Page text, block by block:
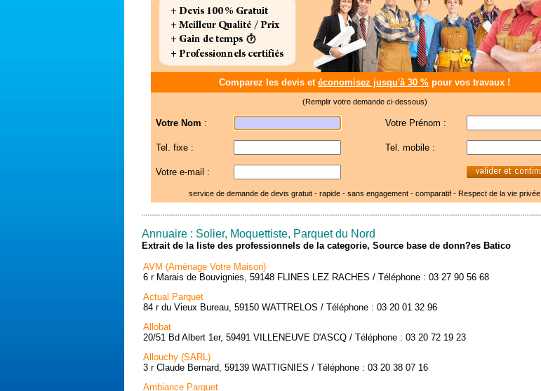
Comparez les devis et économisez jusqu'à 30 % pour vos travaux !
(Remplir votre demande ci-dessous)
Votre Nom : Votre Prénom :
Tel. fixe : Tel. mobile :
Votre e-mail :
service de demande de devis gratuit - rapide - sans engagement - comparatif - Respect de la vie privée
Annuaire : Solier, Moquettiste, Parquet du Nord
Extrait de la liste des professionnels de la categorie, Source base de donn?es Batico
AVM (Aménage Votre Maison)
6 r Marais de Bouvignies, 59148 FLINES LEZ RACHES / Téléphone : 03 27 90 56 68
Actual Parquet
84 r du Vieux Bureau, 59150 WATTRELOS / Téléphone : 03 20 01 32 96
Allobat
20/51 Bd Albert 1er, 59491 VILLENEUVE D'ASCQ / Téléphone : 03 20 72 19 23
Allouchy (SARL)
3 r Claude Bernard, 59139 WATTIGNIES / Téléphone : 03 20 38 07 16
Ambiance Parquet